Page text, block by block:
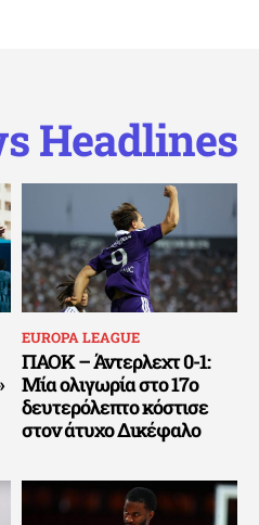
Headlines
EUROPA LEAGUE
ΠΑΟΚ – Άντερλεχτ 0-1:
Μία ολιγωρία στο 17ο
δευτερόλεπτο κόστισε
στον άτυχο Δικέφαλο